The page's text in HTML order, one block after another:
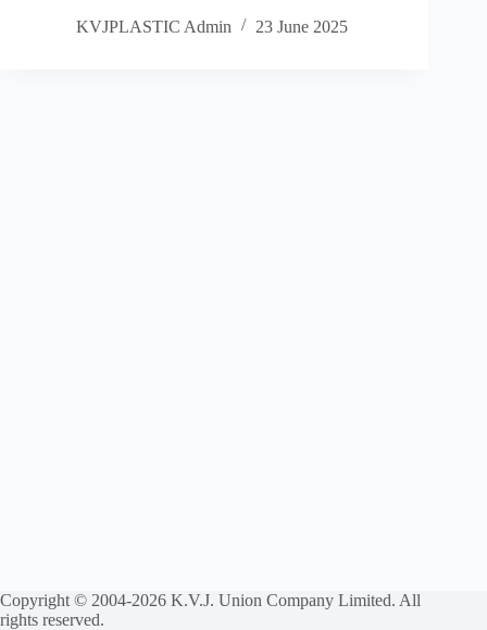
KVJPLASTIC Admin 23 June 2025
Copyright © 2004-2026 K.V.J. Union Company Limited. All
rights reserved.